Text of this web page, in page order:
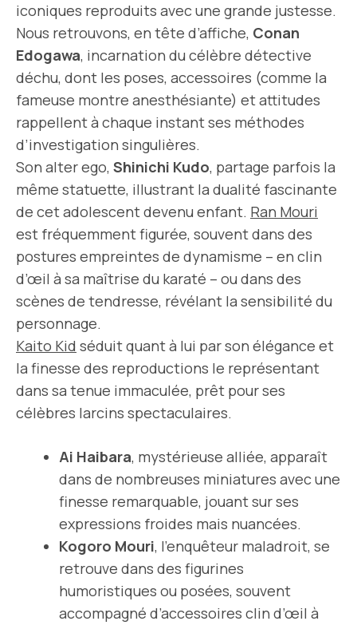
iconiques reproduits avec une grande justesse.
Nous retrouvons, en tête d’affiche, Conan
Edogawa, incarnation du célèbre détective
déchu, dont les poses, accessoires (comme la
fameuse montre anesthésiante) et attitudes
rappellent à chaque instant ses méthodes
d’investigation singulières.
Son alter ego, Shinichi Kudo, partage parfois la
même statuette, illustrant la dualité fascinante
de cet adolescent devenu enfant. Ran Mouri
est fréquemment figurée, souvent dans des
postures empreintes de dynamisme – en clin
d’œil à sa maîtrise du karaté – ou dans des
scènes de tendresse, révélant la sensibilité du
personnage.
Kaito Kid séduit quant à lui par son élégance et
la finesse des reproductions le représentant
dans sa tenue immaculée, prêt pour ses
célèbres larcins spectaculaires.
Ai Haibara, mystérieuse alliée, apparaît
dans de nombreuses miniatures avec une
finesse remarquable, jouant sur ses
expressions froides mais nuancées.
Kogoro Mouri, l’enquêteur maladroit, se
retrouve dans des figurines
humoristiques ou posées, souvent
accompagné d’accessoires clin d’œil à